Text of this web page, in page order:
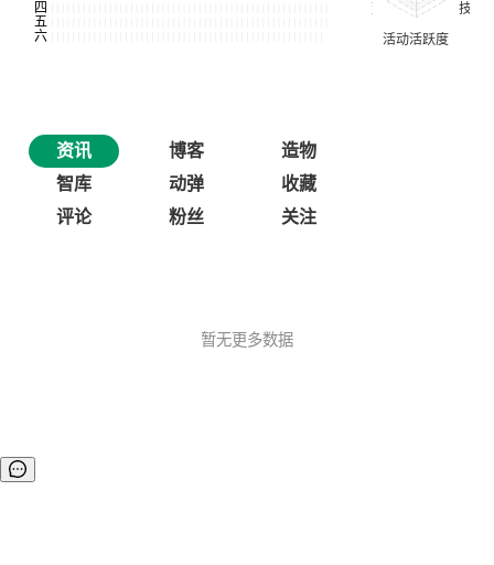
资讯 博客
造物
智库
动弹
收藏
评论
粉丝 关注
暂无更多数据